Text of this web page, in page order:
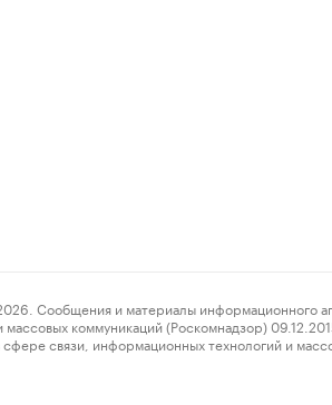
и материалы информационного
коммуникаций (Роскомнадзор)
связи, информационных технологий и